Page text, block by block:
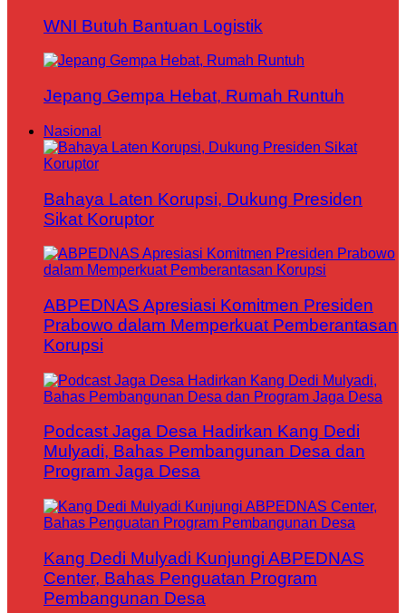
WNI Butuh Bantuan Logistik
Jepang Gempa Hebat, Rumah Runtuh
Nasional
Bahaya Laten Korupsi, Dukung Presiden
Sikat Koruptor
ABPEDNAS Apresiasi Komitmen Presiden
Prabowo dalam Memperkuat Pemberantasan
Korupsi
Podcast Jaga Desa Hadirkan Kang Dedi
Mulyadi, Bahas Pembangunan Desa dan
Program Jaga Desa
Kang Dedi Mulyadi Kunjungi ABPEDNAS
Center, Bahas Penguatan Program
Pembangunan Desa